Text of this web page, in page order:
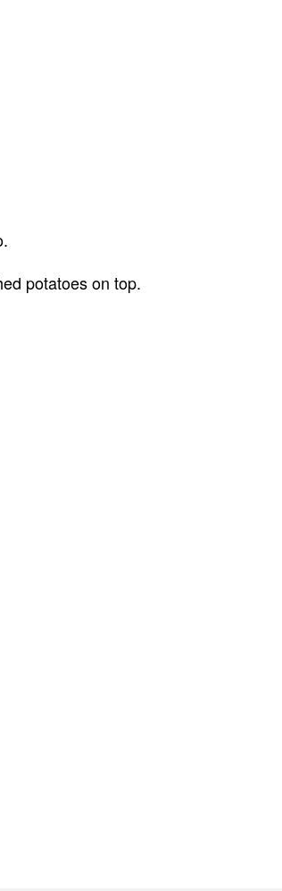
potatoes on top.